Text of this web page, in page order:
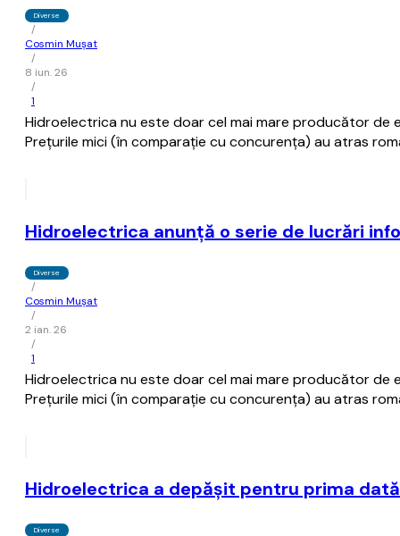
Diverse
/
Cosmin Mușat
/
8 iun. 26
/
1
Hidroelectrica nu este doar cel mai mare producător de
Preţurile mici (în comparaţie cu concurenţa) au atras
Hidroelectrica anunţă o serie de lucrări
Diverse
/
Cosmin Mușat
/
2 ian. 26
/
1
Hidroelectrica nu este doar cel mai mare producător de
Preţurile mici (în comparaţie cu concurenţa) au atras
Hidroelectrica a depăşit pentru prima
Diverse